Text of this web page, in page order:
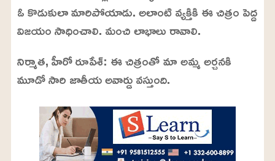
ఓ కొడుకులా మారిపోయాడు. అలాంటి వ్యక్తికి ఈ చిత్రం పెద్ద
విజయం సాధించాలి. మంచి లాభాలు రావాలి.
నిర్మాత, హీరో రూపేశ్: ఈ చిత్రంతో మా అమ్మ అర్చనకి
మూడో సారి జాతీయ అవార్డు వస్తుంది.